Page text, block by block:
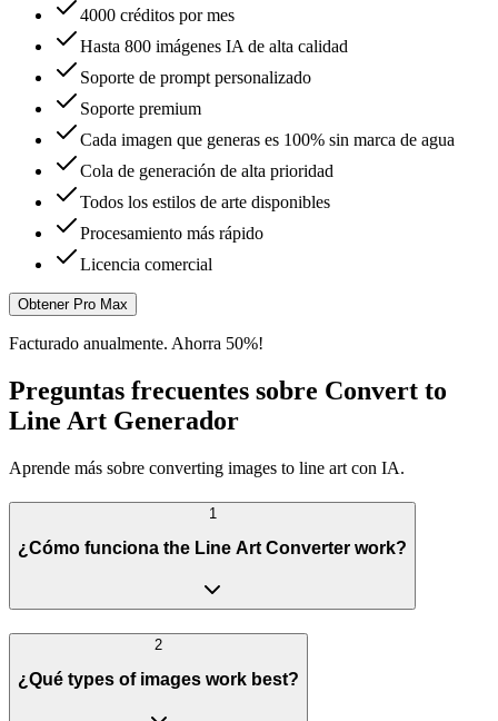
4000 créditos por mes
Hasta 800 imágenes IA de alta calidad
Soporte de prompt personalizado
Soporte premium
Cada imagen que generas es 100% sin marca de agua
Cola de generación de alta prioridad
Todos los estilos de arte disponibles
Procesamiento más rápido
Licencia comercial
Obtener Pro Max
Facturado anualmente. Ahorra 50%!
Preguntas frecuentes sobre Convert to
Line Art Generador
Aprende más sobre converting images to line art con IA.
1
¿Cómo funciona the Line Art Converter work?
2
¿Qué types of images work best?